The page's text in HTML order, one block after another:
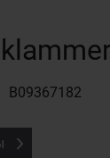
B09367182